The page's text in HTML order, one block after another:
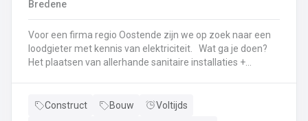
wijzigingen aan leidingen aanbrengen.Werken met
Bredene
Voor een firma regio Oostende zijn we op zoek naar een
loodgieter met kennis van elektriciteit. Wat ga je doen?
Het plaatsen van allerhande sanitaire installaties +
sanitaire toestellenBij Klanten herstellingen gaan
Construct Bouw
Voltijds